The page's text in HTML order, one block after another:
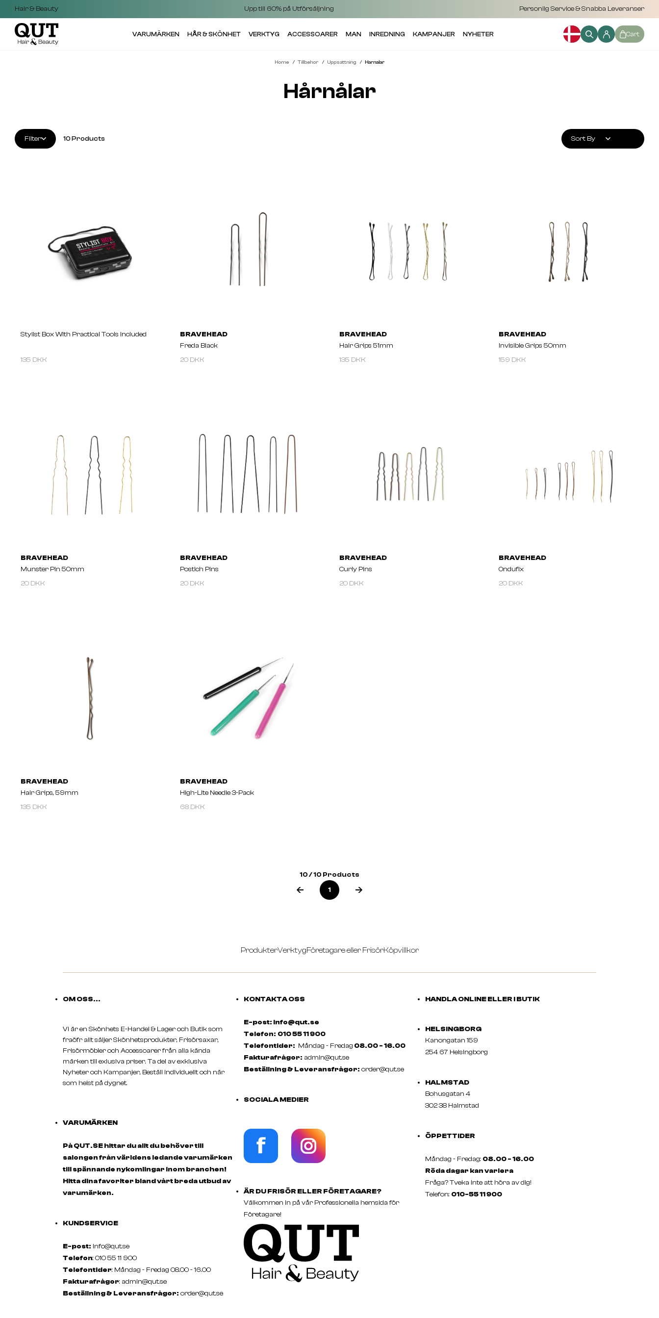
Hair & Beauty Upp till 60% på Utförsäljning Personlig Service & Snabba Leveranser
VARUMÄRKEN HÅR & SKÖNHET VERKTYG ACCESSOARER MAN INREDNING KAMPANJER NYHETER Cart
Home Tillbehor Uppsattning Harnalar
Hårnålar
Filter 10Products Sort By
Stylist Box With Practical Tools Included
135 DKK
BRAVEHEAD
Freda Black
20 DKK
BRAVEHEAD
Hair Grips 51mm
135 DKK
BRAVEHEAD
Invisible Grips 50mm
159 DKK
BRAVEHEAD
Munster Pin 50mm
20 DKK
BRAVEHEAD
Postich Pins
20 DKK
BRAVEHEAD
Curly Pins
20 DKK
BRAVEHEAD
Ondufix
20 DKK
BRAVEHEAD
Hair Grips, 59mm
135 DKK
BRAVEHEAD
High-Lite Needle 3-Pack
68 DKK
10 / 10 Products
1
ProdukterVerktygFöretagare eller FrisörKöpvillkor
OM OSS...
Vi är en Skönhets E-Handel & Lager och Butik som
fraöfr allt säljer Skönhetsprodukter, Frisörsaxar,
Frisörmöbler och Accessoarer från alla kända
märken till exlusiva priser. Ta del av exklusiva
Nyheter och Kampanjer, Beställ individuellt och när
som helst på dygnet.
VARUMÄRKEN
På QUT.SE hittar du allt du behöver till
salongen från världens ledande varumärken
till spännande nykomlingar inom branchen!
Hitta dina favoriter bland vårt breda utbud av
varumärken.
KUNDSERVICE
E-post: info@qut.se
Telefon: 010 55 11 900
Telefontider: Måndag - Fredag 08.00 - 16.00
Fakturafrågor: admin@qut.se
Beställning & Leveransfrågor: order@qut.se
KONTAKTA OSS
E-post: info@qut.se
Telefon: 010 55 11 900
Telefontider: Måndag - Fredag 08.00 - 16.00
Fakturafrågor: admin@qut.se
Beställning & Leveransfrågor: order@qut.se
SOCIALA MEDIER
ÄR DU FRISÖR ELLER FÖRETAGARE?
Välkommen in på vår Professionella hemsida för
Företagare!
HANDLA ONLINE ELLER I BUTIK
HELSINGBORG
Kanongatan 159
254 67 Helsingborg
HALMSTAD
Bohusgatan 4
302 38 Halmstad
ÖPPETTIDER
Måndag - Fredag: 08.00 - 16.00
Röda dagar kan variera
Fråga? Tveka inte att höra av dig!
Telefon: 010-55 11 900